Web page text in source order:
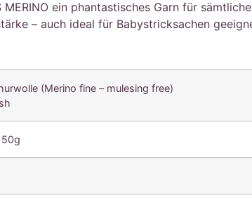
ein phantastisches Garn für
– auch ideal für Babystricksachen
(Merino fine – mulesing free)